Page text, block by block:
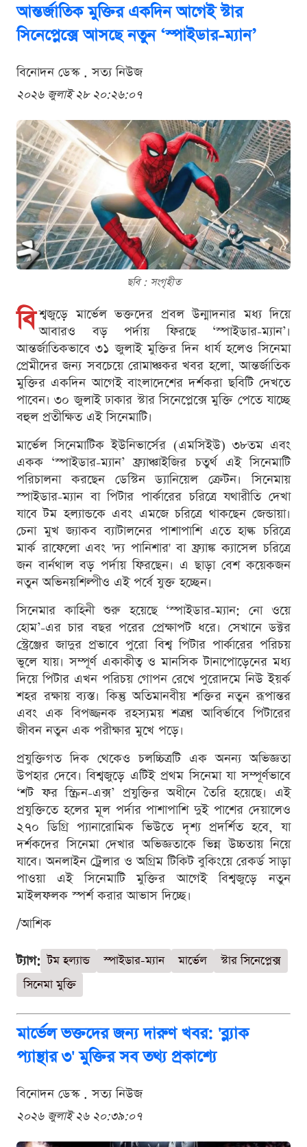
আন্তর্জাতিক মুক্তির একদিন আগেই স্টার
সিনেপ্লেক্সে আসছে নতুন ‘স্পাইডার-ম্যান’
বিনোদন ডেস্ক . সত্য নিউজ
২০২৬ জুলাই ২৮ ২০:২৬:০৭
ছবি : সংগৃহীত
বি শ্বজুড়ে মার্ভেল ভক্তদের প্রবল উন্মাদনার মধ্য দিয়ে
আবারও বড় পর্দায় ফিরছে ‘স্পাইডার-ম্যান’।
আন্তর্জাতিকভাবে ৩১ জুলাই মুক্তির দিন ধার্য হলেও সিনেমা
প্রেমীদের জন্য সবচেয়ে রোমাঞ্চকর খবর হলো, আন্তর্জাতিক
মুক্তির একদিন আগেই বাংলাদেশের দর্শকরা ছবিটি দেখতে
পাবেন। ৩০ জুলাই ঢাকার স্টার সিনেপ্লেক্সে মুক্তি পেতে যাচ্ছে
বহুল প্রতীক্ষিত এই সিনেমাটি।
মার্ভেল সিনেমাটিক ইউনিভার্সের (এমসিইউ) ৩৮তম এবং
একক ‘স্পাইডার-ম্যান’ ফ্র্যাঞ্চাইজির চতুর্থ এই সিনেমাটি
পরিচালনা করছেন ডেস্টিন ড্যানিয়েল ক্রেটন। সিনেমায়
স্পাইডার-ম্যান বা পিটার পার্কারের চরিত্রে যথারীতি দেখা
যাবে টম হল্যান্ডকে এবং এমজে চরিত্রে থাকছেন জেন্ডায়া।
চেনা মুখ জ্যাকব ব্যাটালনের পাশাপাশি এতে হাল্ক চরিত্রে
মার্ক রাফেলো এবং 'দ্য পানিশার' বা ফ্র্যাঙ্ক ক্যাসেল চরিত্রে
জন বার্নথাল বড় পর্দায় ফিরছেন। এ ছাড়া বেশ কয়েকজন
নতুন অভিনয়শিল্পীও এই পর্বে যুক্ত হচ্ছেন।
সিনেমার কাহিনী শুরু হয়েছে ‘স্পাইডার-ম্যান: নো ওয়ে
হোম’-এর চার বছর পরের প্রেক্ষাপট ধরে। সেখানে ডক্টর
স্ট্রেঞ্জের জাদুর প্রভাবে পুরো বিশ্ব পিটার পার্কারের পরিচয়
ভুলে যায়। সম্পূর্ণ একাকীত্ব ও মানসিক টানাপোড়েনের মধ্য
দিয়ে পিটার এখন পরিচয় গোপন রেখে পুরোদমে নিউ ইয়র্ক
শহর রক্ষায় ব্যস্ত। কিন্তু অতিমানবীয় শক্তির নতুন রূপান্তর
এবং এক বিপজ্জনক রহস্যময় শত্রুর আবির্ভাবে পিটারের
জীবন নতুন এক পরীক্ষার মুখে পড়ে।
প্রযুক্তিগত দিক থেকেও চলচ্চিত্রটি এক অনন্য অভিজ্ঞতা
উপহার দেবে। বিশ্বজুড়ে এটিই প্রথম সিনেমা যা সম্পূর্ণভাবে
‘শট ফর স্ক্রিন-এক্স’ প্রযুক্তির অধীনে তৈরি হয়েছে। এই
প্রযুক্তিতে হলের মূল পর্দার পাশাপাশি দুই পাশের দেয়ালেও
২৭০ ডিগ্রি প্যানারোমিক ভিউতে দৃশ্য প্রদর্শিত হবে, যা
দর্শকদের সিনেমা দেখার অভিজ্ঞতাকে ভিন্ন উচ্চতায় নিয়ে
যাবে। অনলাইন ট্রেলার ও অগ্রিম টিকিট বুকিংয়ে রেকর্ড সাড়া
পাওয়া এই সিনেমাটি মুক্তির আগেই বিশ্বজুড়ে নতুন
মাইলফলক স্পর্শ করার আভাস দিচ্ছে।
/আশিক
ট্যাগ: টম হল্যান্ড স্পাইডার-ম্যান মার্ভেল
স্টার সিনেপ্লেক্স
সিনেমা মুক্তি
মার্ভেল ভক্তদের জন্য দারুণ খবর: 'ব্ল্যাক
প্যান্থার ৩' মুক্তির সব তথ্য প্রকাশ্যে
বিনোদন ডেস্ক . সত্য নিউজ
২০২৬ জুলাই ২৬ ২০:৩৯:০৭